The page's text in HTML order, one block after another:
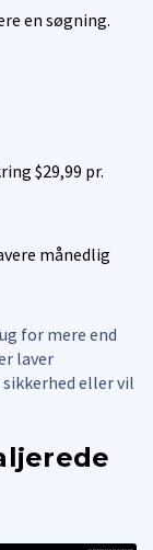
en søgning.
$29,99 pr.
månedlig
for mere end
laver
eller vil